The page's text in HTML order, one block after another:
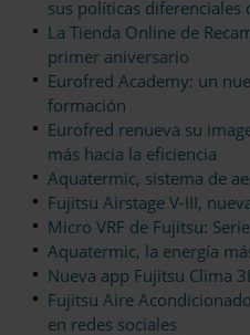
sus políticas diferenciales
La Tienda Online de
primer aniversario
Eurofred Academy: un
formación
Eurofred renueva su
más hacia la eficiencia
Aquatermic, sistema de
Fujitsu Airstage V-III,
Micro VRF de Fujitsu: Serie
Aquatermic, la energía
Nueva app Fujitsu Clima
Fujitsu Aire
en redes sociales